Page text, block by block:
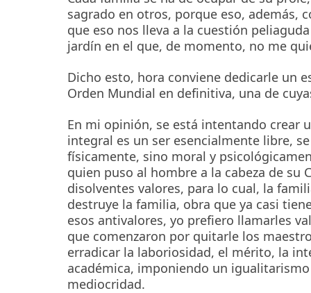
sagrado en otros, porque eso, además,
que eso nos lleva a la cuestión
jardín en el que, de momento, no me
Dicho esto, hora conviene dedicarle un
Orden Mundial en definitiva, una de
En mi opinión, se está intentando crear
integral es un ser esencialmente libre,
físicamente, sino moral y
quien puso al hombre a la cabeza de su
disolventes valores, para lo cual, la
destruye la familia, obra que ya casi
esos antivalores, yo prefiero llamarles
que comenzaron por quitarle los
erradicar la laboriosidad, el mérito, la
académica, imponiendo un
mediocridad.